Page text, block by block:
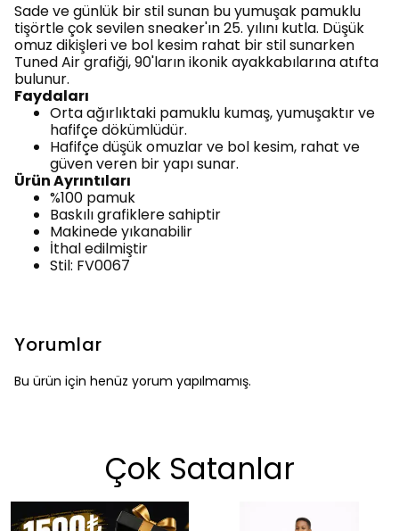
Sade ve günlük bir stil sunan bu yumuşak pamuklu
tişörtle çok sevilen sneaker'ın 25. yılını kutla. Düşük
omuz dikişleri ve bol kesim rahat bir stil sunarken
Tuned Air grafiği, 90'ların ikonik ayakkabılarına atıfta
bulunur.
Faydaları
Orta ağırlıktaki pamuklu kumaş, yumuşaktır ve
hafifçe dökümlüdür.
Hafifçe düşük omuzlar ve bol kesim, rahat ve
güven veren bir yapı sunar.
Ürün Ayrıntıları
%100 pamuk
Baskılı grafiklere sahiptir
Makinede yıkanabilir
İthal edilmiştir
Stil: FV0067
Yorumlar
Bu ürün için henüz yorum yapılmamış.
Çok Satanlar